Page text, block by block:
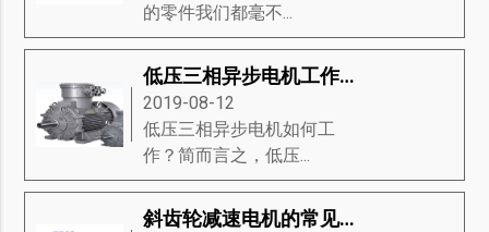
的零件我们都毫不...
低压三相异步电机工作原理-低压三相异步电机磁场的产生、方向和滑动等知识详解
2019-08-12
低压三相异步电机如何工
作？简而言之，低压...
斜齿轮减速电机的常见问题是什么？